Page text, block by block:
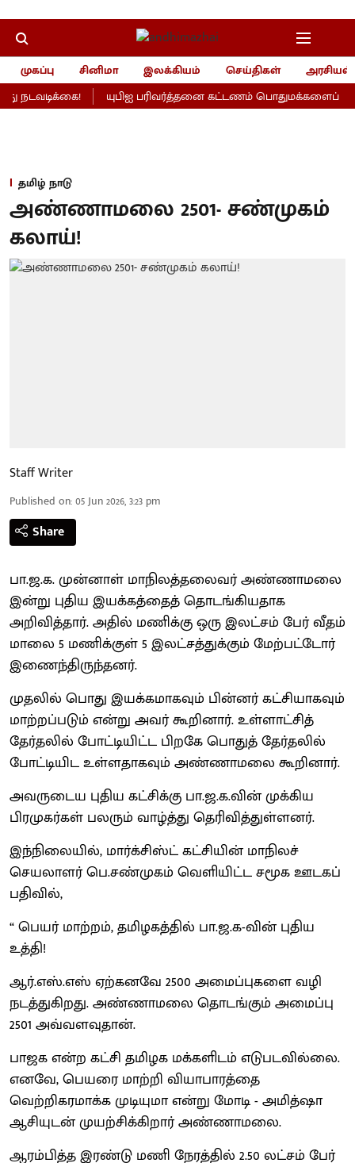
முகப்பு சினிமா இலக்கியம் செய்திகள்
அரசியல்
நடவடிக்கை!
யுபிஐ பரிவர்த்தனை கட்டணம் பொதுமக்களைப்
தமிழ் நாடு
அண்ணாமலை 2501- சண்முகம்
கலாய்!
Staff Writer
Published on:05 Jun 2026, 3:23 pm
Share
பா.ஜ.க. முன்னாள் மாநிலத்தலைவர் அண்ணாமலை
இன்று புதிய இயக்கத்தைத் தொடங்கியதாக
அறிவித்தார். அதில் மணிக்கு ஒரு இலட்சம் பேர் வீதம்
மாலை 5 மணிக்குள் 5 இலட்சத்துக்கும் மேற்பட்டோர்
இணைந்திருந்தனர்.
முதலில் பொது இயக்கமாகவும் பின்னர் கட்சியாகவும்
மாற்றப்படும் என்று அவர் கூறினார். உள்ளாட்சித்
தேர்தலில் போட்டியிட்ட பிறகே பொதுத் தேர்தலில்
போட்டியிட உள்ளதாகவும் அண்ணாமலை கூறினார்.
அவருடைய புதிய கட்சிக்கு பா.ஜ.க.வின் முக்கிய
பிரமுகர்கள் பலரும் வாழ்த்து தெரிவித்துள்ளனர்.
இந்நிலையில், மார்க்சிஸ்ட் கட்சியின் மாநிலச்
செயலாளர் பெ.சண்முகம் வெளியிட்ட சமூக ஊடகப்
பதிவில்,
“ பெயர் மாற்றம், தமிழகத்தில் பா.ஜ.க-வின் புதிய
உத்தி!
ஆர்.எஸ்.எஸ் ஏற்கனவே 2500 அமைப்புகளை வழி
நடத்துகிறது. அண்ணாமலை தொடங்கும் அமைப்பு
2501 அவ்வளவுதான்.
பாஜக என்ற கட்சி தமிழக மக்களிடம் எடுபடவில்லை.
எனவே, பெயரை மாற்றி வியாபாரத்தை
வெற்றிகரமாக்க முடியுமா என்று மோடி - அமித்ஷா
ஆசியுடன் முயற்சிக்கிறார் அண்ணாமலை.
ஆரம்பித்த இரண்டு மணி நேரத்தில் 2.50 லட்சம் பேர்